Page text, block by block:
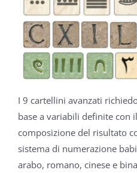
I 9 cartellini avanzati
base a variabili definite con
composizione del risultato
sistema di numerazione
arabo, romano, cinese e